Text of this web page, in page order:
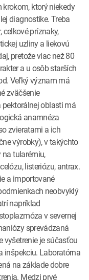
ktorý niekedy
diagnostike. Treba
príznaky,
uzliny a liekovú
pretože viac než 80
a u osôb starších
Veľký význam má
zväčšenie
oblasti má
anamnéza
zvieratami a ich
výrobky), v takýchto
tularémiu,
listeriózu, antrax.
a importované
neobvyklý
napríklad
v severnej
sprevádzaná
vyšetrenie je súčasťou
inšpekciu. Laboratórna
na základe dobre
Medzi prvé